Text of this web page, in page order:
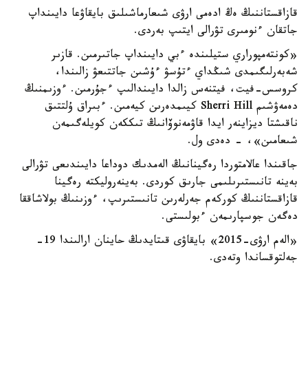
قازاقستاننىڭ ەڭ ادەمى ارۋى شىعارماشىلىق بايقاۋعا دايىنداپ
جاتقان ءنومىرى تۋرالى ايتىپ بەردى.
«كونتەمپوراري ستيلىندە ءبي دايىنداپ جاتىرمىن. قازىر
شەبەرلىگىمدى شىڭداي ءتۇسۋ ءۇشىن جاتتىعۋ زالىندا،
كروسس-فيت، فيتنەس زالدا دايىندالىپ ءجۇرمىن. ءوزىمنىڭ
دەمەۋشىم Sherri Hill كيىمدەرىن كيەمىن. ءبىراق ۇلتتىق
ناقىشتا ديزاينەر ايدا قاۋمەنوۆانىڭ تىككەن كويلەگىمەن
شىعامىن»، - دەدى ول.
جاقىندا عالامتوردا رەگينانىڭ الەمدىك دوداعا دايىندىعى تۋرالى
بەينە تانىستىرىلىمى جارىق كوردى. بەينەروليكتە رەگينا
قازاقستاننىڭ كوركەم جەرلەرىن تانىستىرىپ، ءوزىنىڭ بولاشاققا
دەگەن جوسپارىمەن ءبولىستى.
«الەم ارۋى-2015» بايقاۋى قىتايدىڭ حاينان ارالىندا 19-
جەلتوقساندا وتەدى.